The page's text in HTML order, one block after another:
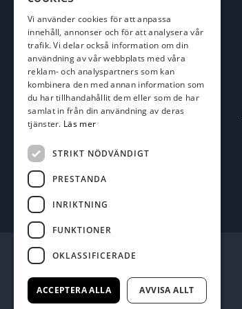
Vi använder cookies för att anpassa
innehåll, annonser och för att analysera vår
trafik. Vi delar också information om din
användning av vår webbplats med våra
reklam- och analyspartners som kan
kombinera den med annan information som
du har tillhandahållit dem eller som de har
samlat in från din användning av deras
tjänster. Läs mer
STRIKT NÖDVÄNDIGT
PRESTANDA
INRIKTNING
FUNKTIONER
OKLASSIFICERADE
ACCEPTERA ALLA AVVISA ALLT